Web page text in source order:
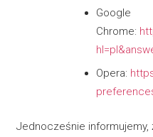
Google
Chrome:
Opera:
Jednocześnie informujemy,